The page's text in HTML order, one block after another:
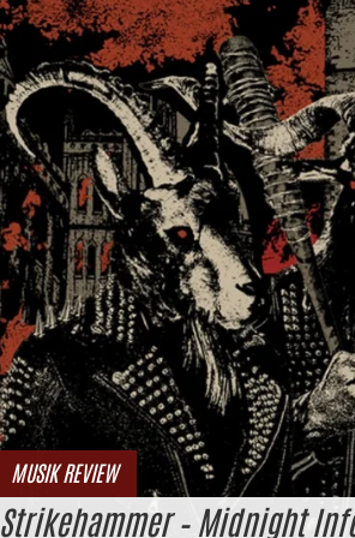
MUSIK REVIEW
Strikehammer – Midnight